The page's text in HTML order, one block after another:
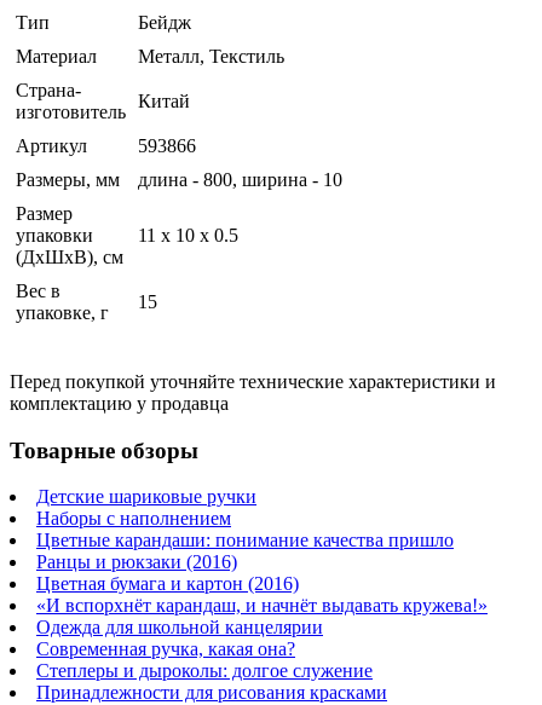
Тип
Бейдж
Материал
Металл, Текстиль
Страна-
изготовитель
Китай
Артикул
593866
Размеры, мм
длина - 800, ширина - 10
Размер
упаковки
(ДхШхВ), см
11 x 10 x 0.5
Вес в
упаковке, г
15
Перед покупкой уточняйте технические характеристики и
комплектацию у продавца
Товарные обзоры
Детские шариковые ручки
Наборы с наполнением
Цветные карандаши: понимание качества пришло
Ранцы и рюкзаки (2016)
Цветная бумага и картон (2016)
«И вспорхнёт карандаш, и начнёт выдавать кружева!»
Одежда для школьной канцелярии
Современная ручка, какая она?
Степлеры и дыроколы: долгое служение
Принадлежности для рисования красками